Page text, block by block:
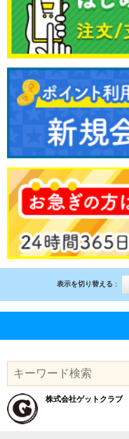
表示を切り替える :
株式会社ゲットクラブ